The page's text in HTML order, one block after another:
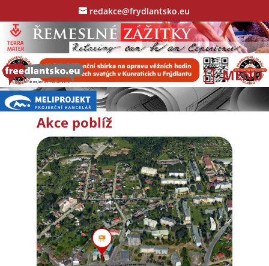
redakce@frydlantsko.eu
Akce poblíž